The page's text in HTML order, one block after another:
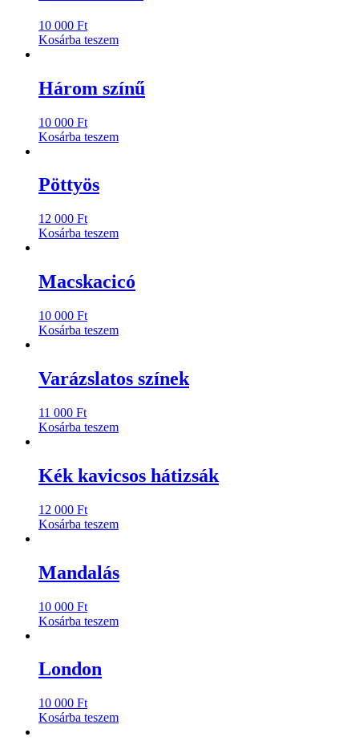
10 000 Ft
Kosárba teszem
Három színű
10 000 Ft
Kosárba teszem
Pöttyös
12 000 Ft
Kosárba teszem
Macskacicó
10 000 Ft
Kosárba teszem
Varázslatos színek
11 000 Ft
Kosárba teszem
Kék kavicsos hátizsák
12 000 Ft
Kosárba teszem
Mandalás
10 000 Ft
Kosárba teszem
London
10 000 Ft
Kosárba teszem